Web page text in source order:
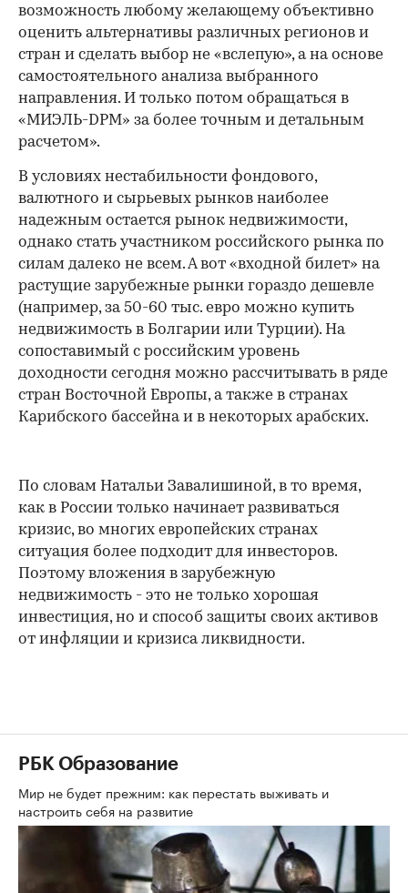
возможность любому желающему объективно
оценить альтернативы различных регионов и
стран и сделать выбор не «вслепую», а на основе
самостоятельного анализа выбранного
направления. И только потом обращаться в
«МИЭЛЬ-DPM» за более точным и детальным
расчетом».
В условиях нестабильности фондового,
валютного и сырьевых рынков наиболее
надежным остается рынок недвижимости,
однако стать участником российского рынка по
силам далеко не всем. А вот «входной билет» на
растущие зарубежные рынки гораздо дешевле
(например, за 50-60 тыс. евро можно купить
недвижимость в Болгарии или Турции). На
сопоставимый с российским уровень
доходности сегодня можно рассчитывать в ряде
стран Восточной Европы, а также в странах
Карибского бассейна и в некоторых арабских.
По словам Натальи Завалишиной, в то время,
как в России только начинает развиваться
кризис, во многих европейских странах
ситуация более подходит для инвесторов.
Поэтому вложения в зарубежную
недвижимость - это не только хорошая
инвестиция, но и способ защиты своих активов
от инфляции и кризиса ликвидности.
РБК Образование
Мир не будет прежним: как перестать выживать и
настроить себя на развитие